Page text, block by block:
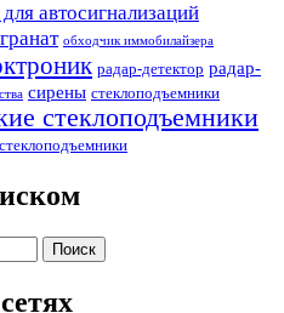
автосигнализаций
гранат обходчик иммобилайзера
радар-детектор радар-
сирены стеклоподъемники
стеклоподъемники